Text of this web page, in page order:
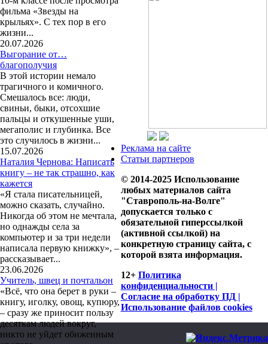
фильма «Звезды на
крыльях». С тех пор в его
жизни...
20.07.2026
Выгорание от…
благополучия
В этой истории немало
трагичного и комичного.
Смешалось все: люди,
свиньи, быки, отсохшие
пальцы и откушенные уши,
мегаполис и глубинка. Все
это случилось в жизни...
15.07.2026
Наталия Чернова: Написать
книгу – не так страшно, как
кажется
«Я стала писательницей,
можно сказать, случайно.
Никогда об этом не мечтала,
но однажды села за
компьютер и за три недели
написала первую книжку», –
рассказывает...
23.06.2026
Учитель, швец и почтальон
«Всё, что она берет в руки –
книгу, иголку, овощ, купюру,
– сразу же приносит пользу
десяткам людей вокруг,
никто не уйдет обиженным
Реклама на сайте
Статьи партнеров
© 2014-2025 Использование
любых материалов сайта
"Ставрополь-на-Волге"
допускается только с
обязательной гиперссылкой
(активной ссылкой) на
конкретную страницу сайта, с
которой взята информация.
12+ Политика
конфиденциальности |
Согласие на обработку ПД |
Использование файлов cookies